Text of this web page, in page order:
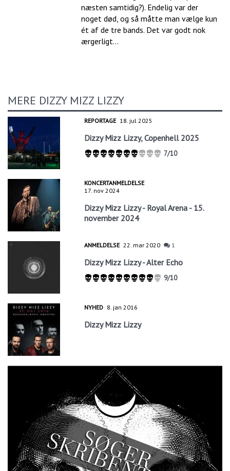
næsten samtidig?). Endelig var der
noget død, og så måtte man vælge kun
ét af de tre bands. Det var godt nok
ærgerligt...
MERE DIZZY MIZZ LIZZY
REPORTAGE 18. jul 2025
Dizzy Mizz Lizzy, Copenhell 2025
7/10
KONCERTANMELDELSE
17. nov 2024
Dizzy Mizz Lizzy - Royal Arena - 15.
november 2024
ANMELDELSE 22. mar 2020 1
Dizzy Mizz Lizzy - Alter Echo
9/10
NYHED 8. jan 2016
Dizzy Mizz Lizzy